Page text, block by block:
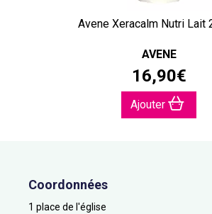
Avene Xeracalm Nutri Lait
AVENE
16,90€
Ajouter
Coordonnées
1 place de l'église